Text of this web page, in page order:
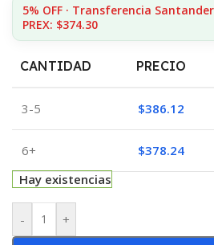
5% OFF · Transferencia
PREX: $374.30
CANTIDAD PRECIO
3-5 $386.12
6+ $378.24
Hay existencias
- +